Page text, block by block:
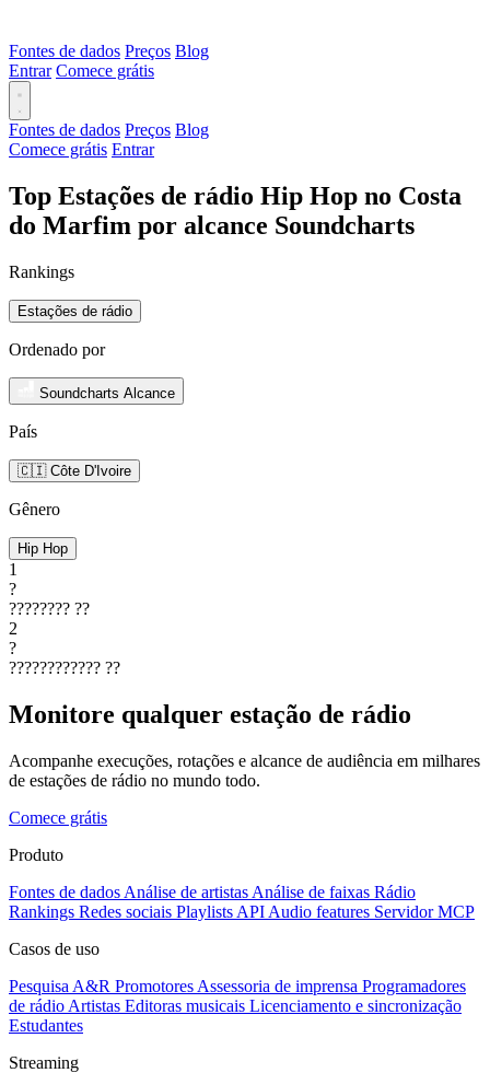
Fontes de dados Preços Blog
Entrar Comece grátis
Fontes de dados Preços Blog
Comece grátis Entrar
Top Estações de rádio Hip Hop no Costa
do Marfim por alcance Soundcharts
Rankings
Estações de rádio
Ordenado por
Soundcharts Alcance
País
🇨🇮 Côte D'Ivoire
Gênero
Hip Hop
1
?
???????? ??
2
?
???????????? ??
Monitore qualquer estação de rádio
Acompanhe execuções, rotações e alcance de audiência em milhares
de estações de rádio no mundo todo.
Comece grátis
Produto
Fontes de dados Análise de artistas Análise de faixas Rádio
Rankings Redes sociais Playlists API Audio features Servidor MCP
Casos de uso
Pesquisa A&R Promotores Assessoria de imprensa Programadores
de rádio Artistas Editoras musicais Licenciamento e sincronização
Estudantes
Streaming